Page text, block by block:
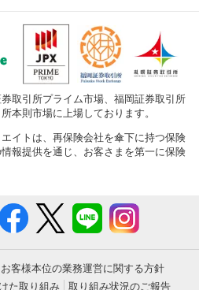
取引所プライム市場、福岡証券取引所
本則市場に上場しております。
イトは、再保険会社を傘下に持つ保険
報提供を通じ、お客さまを第一に保険
お客様本位の業務運営に関する方針
た取り組み
取り組み状況のご報告